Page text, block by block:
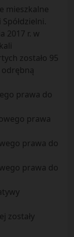
mieszkalne
2017 r. w
zostało 95
prawa do
prawa
prawa do
prawa do
zostały